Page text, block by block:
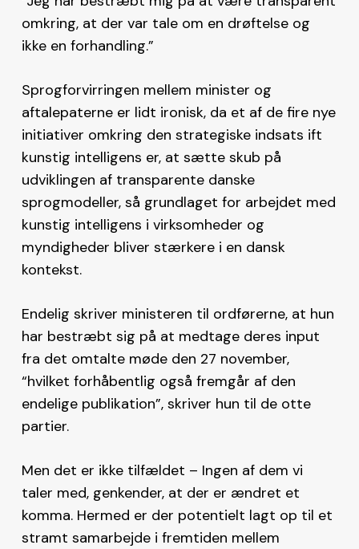
omkring, at der var tale om en drøftelse og
ikke en forhandling.”
Sprogforvirringen mellem minister og
aftalepaterne er lidt ironisk, da et af de fire nye
initiativer omkring den strategiske indsats ift
kunstig intelligens er, at sætte skub på
udviklingen af transparente danske
sprogmodeller, så grundlaget for arbejdet med
kunstig intelligens i virksomheder og
myndigheder bliver stærkere i en dansk
kontekst.
Endelig skriver ministeren til ordførerne, at hun
har bestræbt sig på at medtage deres input
fra det omtalte møde den 27 november,
“hvilket forhåbentlig også fremgår af den
endelige publikation”, skriver hun til de otte
partier.
Men det er ikke tilfældet – Ingen af dem vi
taler med, genkender, at der er ændret et
komma. Hermed er der potentielt lagt op til et
stramt samarbejde i fremtiden mellem